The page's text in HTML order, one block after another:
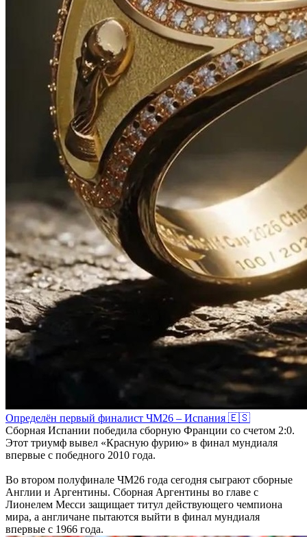
Определён первый финалист ЧМ26 – Испания 🇪🇸
Сборная Испании победила сборную Франции со счетом 2:0.
Этот триумф вывел «Красную фурию» в финал мундиаля
впервые с победного 2010 года.
Во втором полуфинале ЧМ26 года сегодня сыграют сборные
Англии и Аргентины. Сборная Аргентины во главе с
Лионелем Месси защищает титул действующего чемпиона
мира, а англичане пытаются выйти в финал мундиаля
впервые с 1966 года.